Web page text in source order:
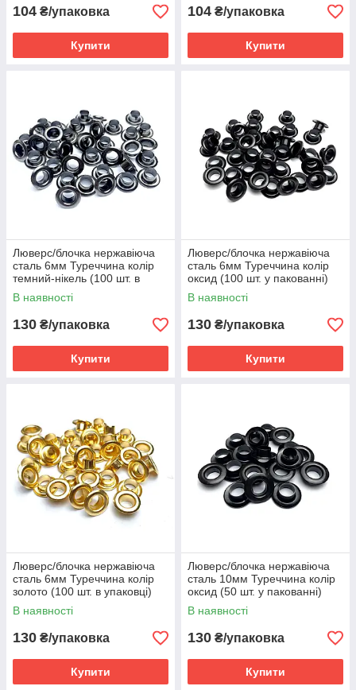
104 ₴/упаковка
Купити
104 ₴/упаковка
Купити
Люверс/блочка нержавіюча
сталь 6мм Туреччина колір
темний-нікель (100 шт. в
пакованні)
В наявності
130 ₴/упаковка
Купити
Люверс/блочка нержавіюча
сталь 6мм Туреччина колір
оксид (100 шт. у пакованні)
В наявності
130 ₴/упаковка
Купити
Люверс/блочка нержавіюча
сталь 6мм Туреччина колір
золото (100 шт. в упаковці)
В наявності
130 ₴/упаковка
Купити
Люверс/блочка нержавіюча
сталь 10мм Туреччина колір
оксид (50 шт. у пакованні)
В наявності
130 ₴/упаковка
Купити